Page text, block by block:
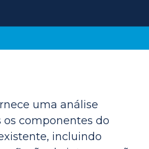
uma análise
componentes do
incluindo